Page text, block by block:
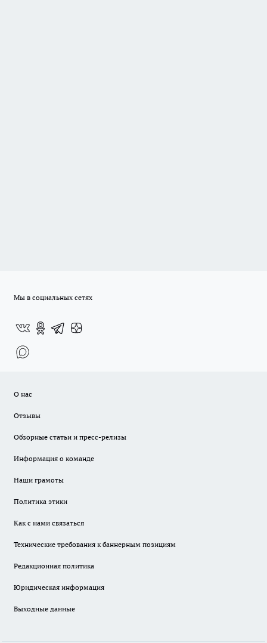
Мы в социальных сетях
О нас
Отзывы
Обзорные статьи и пресс-релизы
Информация о команде
Наши грамоты
Политика этики
Как с нами связаться
Технические требования к баннерным позициям
Редакционная политика
Юридическая информация
Выходные данные